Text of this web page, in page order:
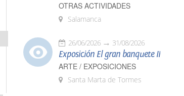
OTRAS ACTIVIDADES
Salamanca
26/06/2026 31/08/2026
Exposición El gran banquete II
ARTE / EXPOSICIONES
Santa Marta de Tormes